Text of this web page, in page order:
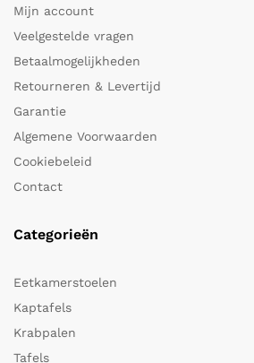
Mijn account
Veelgestelde vragen
Betaalmogelijkheden
Retourneren & Levertijd
Garantie
Algemene Voorwaarden
Cookiebeleid
Contact
Categorieën
Eetkamerstoelen
Kaptafels
Krabpalen
Tafels